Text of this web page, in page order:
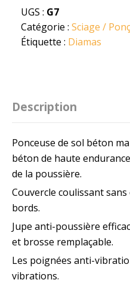
UGS : G7
Catégorie : Sciage /
Étiquette : Diamas
Description
Ponceuse de sol béton
béton de haute
de la poussière.
Couvercle coulissant
bords.
Jupe anti-poussière
et brosse remplaçable.
Les poignées anti-
vibrations.